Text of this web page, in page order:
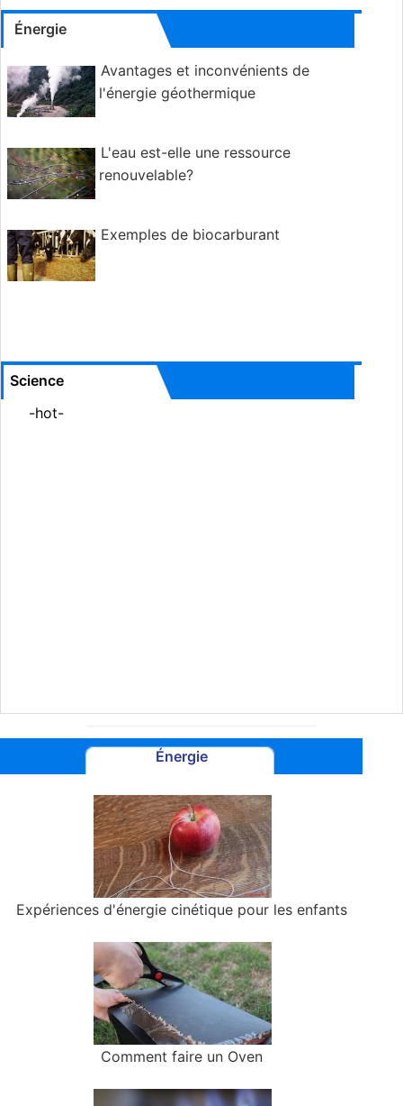
Énergie
Avantages et inconvénients de
l'énergie géothermique
L'eau est-elle une ressource
renouvelable?
Exemples de biocarburant
Science
-hot-
Énergie
Expériences d'énergie cinétique pour les enfants
Comment faire un Oven